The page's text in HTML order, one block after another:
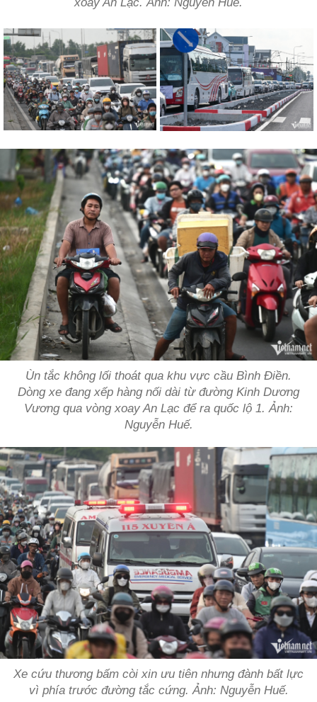
xoay An Lạc. Ảnh: Nguyễn Huế.
Ùn tắc không lối thoát qua khu vực cầu Bình Điền.
Dòng xe đang xếp hàng nối dài từ đường Kinh Dương
Vương qua vòng xoay An Lạc để ra quốc lộ 1. Ảnh:
Nguyễn Huế.
Xe cứu thương bấm còi xin ưu tiên nhưng đành bất lực
vì phía trước đường tắc cứng. Ảnh: Nguyễn Huế.